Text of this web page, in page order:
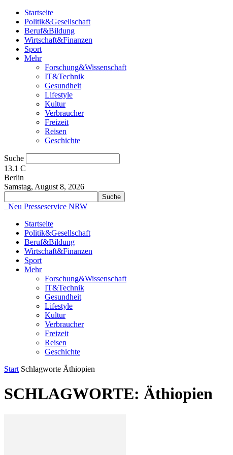
Startseite
Politik&Gesellschaft
Beruf&Bildung
Wirtschaft&Finanzen
Sport
Mehr
Forschung&Wissenschaft
IT&Technik
Gesundheit
Lifestyle
Kultur
Verbraucher
Freizeit
Reisen
Geschichte
Suche
13.1 C
Berlin
Samstag, August 8, 2026
Neu Presseservice NRW
Startseite
Politik&Gesellschaft
Beruf&Bildung
Wirtschaft&Finanzen
Sport
Mehr
Forschung&Wissenschaft
IT&Technik
Gesundheit
Lifestyle
Kultur
Verbraucher
Freizeit
Reisen
Geschichte
Start Schlagworte Äthiopien
SCHLAGWORTE: Äthiopien